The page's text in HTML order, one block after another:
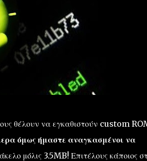
θέλουν να εγκαθιστούν custom
όμως ήμαστε αναγκασμένοι να
μόλις 3.5MB! Επιτέλους κάποιος